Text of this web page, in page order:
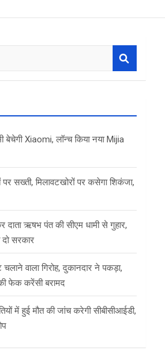
बेचेगी Xiaomi, लॉन्च किया नया Mijia
सख्ती, मिलावटखोरों पर कसेगा शिकंजा,
ऋषभ पंत की सीएम धामी से गुहार,
सरकार
वाला गिरोह, दुकानदार ने पकड़ा,
फेक करेंसी बरामद
में हुई मौत की जांच करेगी सीबीसीआईडी,